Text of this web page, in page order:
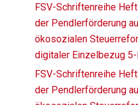
FSV-Schriftenreihe
der Pendlerförderung
ökosozialen
digitaler Einzelbezug
FSV-Schriftenreihe
der Pendlerförderung